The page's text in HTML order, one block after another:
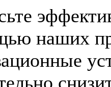
наших